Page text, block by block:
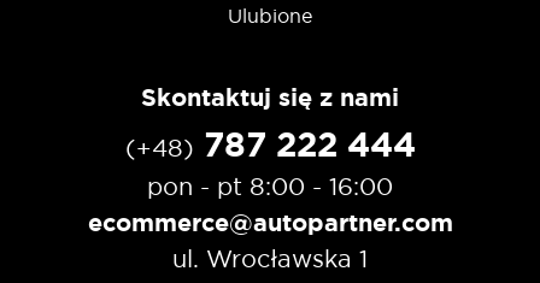
Ulubione
Skontaktuj się z nami
(+48) 787 222 444
pon - pt 8:00 - 16:00
ecommerce@autopartner.com
ul. Wrocławska 1